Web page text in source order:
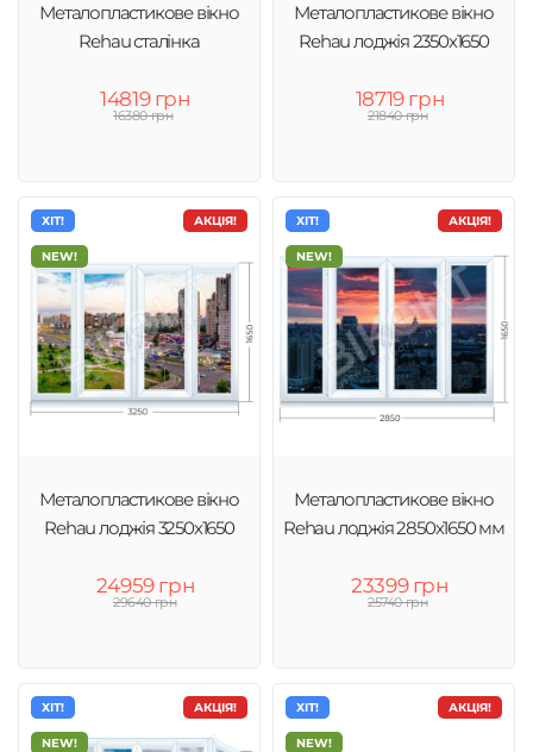
Металопластикове вікно
Rehau сталінка
14819 грн
16380 грн
Металопластикове вікно
Rehau лоджія 2350х1650
18719 грн
21840 грн
АКЦІЯ!
ХІТ!
NEW!
Металопластикове вікно
Rehau лоджія 3250х1650
24959 грн
29640 грн
АКЦІЯ!
ХІТ!
NEW!
Металопластикове вікно
Rehau лоджія 2850х1650 мм
23399 грн
25740 грн
АКЦІЯ!
ХІТ!
NEW!
АКЦІЯ!
ХІТ!
NEW!